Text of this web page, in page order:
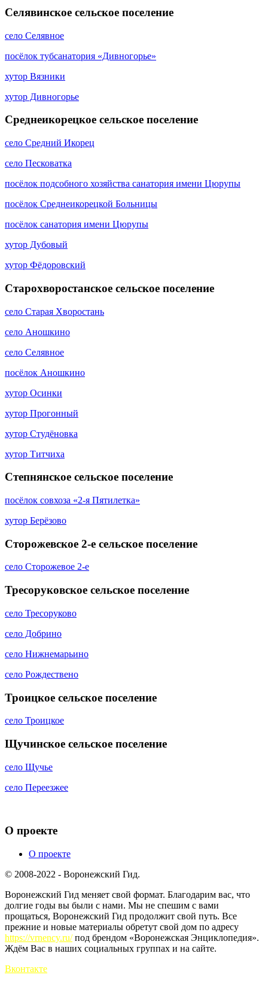
Селявинское сельское поселение
село Селявное
посёлок тубсанатория «Дивногорье»
хутор Вязники
хутор Дивногорье
Среднеикорецкое сельское поселение
село Средний Икорец
село Песковатка
посёлок подсобного хозяйства санатория имени Цюрупы
посёлок Среднеикорецкой Больницы
посёлок санатория имени Цюрупы
хутор Дубовый
хутор Фёдоровский
Старохворостанское сельское поселение
село Старая Хворостань
село Аношкино
село Селявное
посёлок Аношкино
хутор Осинки
хутор Прогонный
хутор Студёновка
хутор Титчиха
Степнянское сельское поселение
посёлок совхоза «2-я Пятилетка»
хутор Берёзово
Сторожевское 2-е сельское поселение
село Сторожевое 2-е
Тресоруковское сельское поселение
село Тресоруково
село Добрино
село Нижнемарьино
село Рождествено
Троицкое сельское поселение
село Троицкое
Щучинское сельское поселение
село Щучье
село Переезжее
О проекте
О проекте
© 2008-2022 - Воронежский Гид.
Воронежский Гид меняет свой формат. Благодарим вас, что
долгие годы вы были с нами. Мы не спешим с вами
прощаться, Воронежский Гид продолжит свой путь. Все
прежние и новые материалы обретут свой дом по адресу
https://vrnency.ru/под брендом «Воронежская Энциклопедия».
Ждём Вас в наших социальных группах и на сайте.
Вконтакте